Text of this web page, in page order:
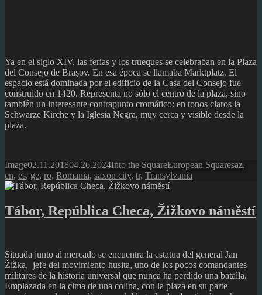
Ya en el siglo XIV, las ferias y los trueques se celebraban en la Plaza
del Consejo de Braşov. En esa época se llamaba Marktplatz. El
espacio está dominada por el edificio de la Casa del Consejo fue
construido en 1420. Representa no sólo el centro de la plaza, sino
también un interesante contrapunto cromático: en tonos claros la
Schwarze Kirche y la Iglesia Negra, muy cerca y visible desde la
plaza.
Format
ImagePosted
on
02.11.201804.26.2024Author
Into the SquareCategories
European SquaresTags
az,
en, es, ge, ro, Romania, saxon city, tr, Transylvania
Tábor, República Checa, Žižkovo náměstí
Situada junto al mercado se encuentra la estatua del general Jan
Žižka, jefe del movimiento husita, uno de los pocos comandantes
militares de la historia universal que nunca ha perdido una batalla.
Emplazada en la cima de una colina, con la plaza en su parte